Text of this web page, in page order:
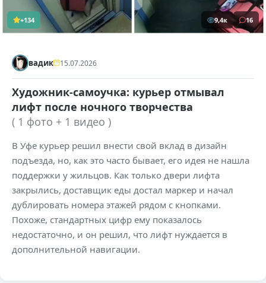
+134 9,4к 16
вадик 15.07.2026
Художник-самоучка: курьер отмывал
лифт после ночного творчества
( 1 фото + 1 видео )
В Уфе курьер решил внести свой вклад в дизайн
подъезда, но, как это часто бывает, его идея не нашла
поддержки у жильцов. Как только двери лифта
закрылись, доставщик еды достал маркер и начал
дублировать номера этажей рядом с кнопками.
Похоже, стандартных цифр ему показалось
недостаточно, и он решил, что лифт нуждается в
дополнительной навигации.